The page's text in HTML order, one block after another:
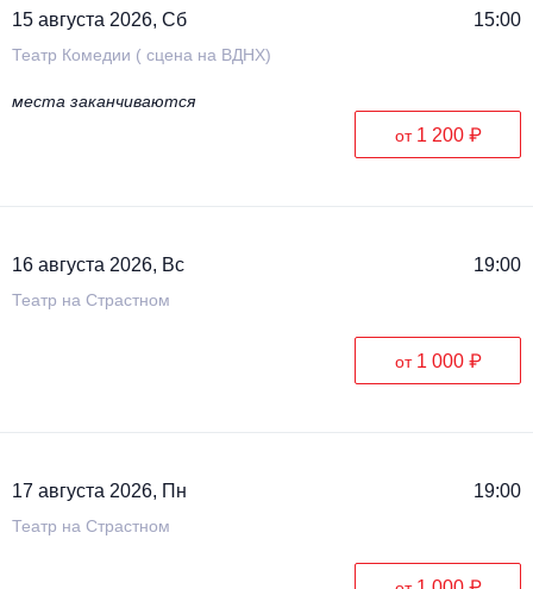
15 августа 2026, Сб 15:00
Театр Комедии ( сцена на ВДНХ)
места заканчиваются
от 1 200 ₽
16 августа 2026, Вс 19:00
Театр на Страстном
от 1 000 ₽
17 августа 2026, Пн 19:00
Театр на Страстном